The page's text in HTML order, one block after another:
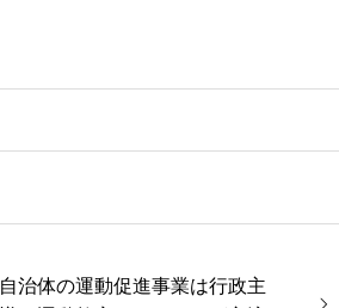
自治体の運動促進事業は行政主